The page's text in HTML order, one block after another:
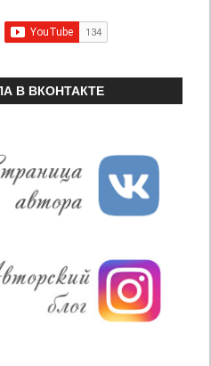
В ВКОНТАКТЕ